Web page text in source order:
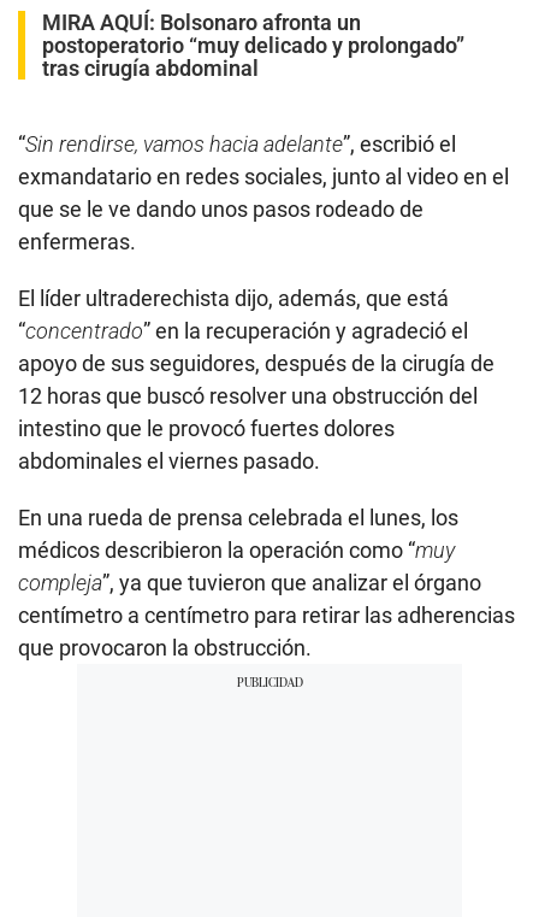
MIRA AQUÍ: Bolsonaro afronta un
postoperatorio “muy delicado y prolongado”
tras cirugía abdominal
“Sin rendirse, vamos hacia adelante”, escribió el
exmandatario en redes sociales, junto al video en el
que se le ve dando unos pasos rodeado de
enfermeras.
El líder ultraderechista dijo, además, que está
“concentrado” en la recuperación y agradeció el
apoyo de sus seguidores, después de la cirugía de
12 horas que buscó resolver una obstrucción del
intestino que le provocó fuertes dolores
abdominales el viernes pasado.
En una rueda de prensa celebrada el lunes, los
médicos describieron la operación como “muy
compleja”, ya que tuvieron que analizar el órgano
centímetro a centímetro para retirar las adherencias
que provocaron la obstrucción.